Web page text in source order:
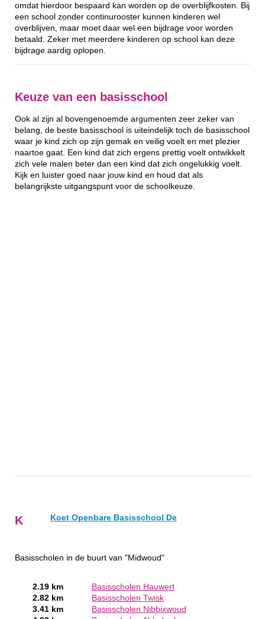
omdat hierdoor bespaard kan worden op de overblijfkosten. Bij
een school zonder continurooster kunnen kinderen wel
overblijven, maar moet daar wel een bijdrage voor worden
betaald. Zeker met meerdere kinderen op school kan deze
bijdrage aardig oplopen.
Keuze van een basisschool
Ook al zijn al bovengenoemde argumenten zeer zeker van
belang, de beste basisschool is uiteindelijk toch de basisschool
waar je kind zich op zijn gemak en veilig voelt en met plezier
naartoe gaat. Een kind dat zich ergens prettig voelt ontwikkelt
zich vele malen beter dan een kind dat zich ongelukkig voelt.
Kijk en luister goed naar jouw kind en houd dat als
belangrijkste uitgangspunt voor de schoolkeuze.
K Koet Openbare Basisschool De
Basisscholen in de buurt van "Midwoud"
2.19 km
Basisscholen Hauwert
2.82 km
Basisscholen Twisk
3.41 km
Basisscholen Nibbixwoud